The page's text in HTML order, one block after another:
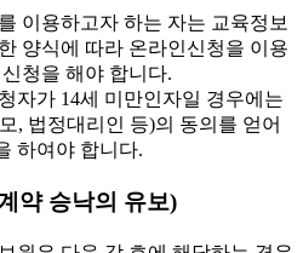
이용하고자 하는 자는 교육정보
양식에 따라 온라인신청을 이용
청을 해야 합니다.
자가 14세 미만인자일 경우에는
, 법정대리인 등)의 동의를 얻어
하여야 합니다.
약 승낙의 유보)